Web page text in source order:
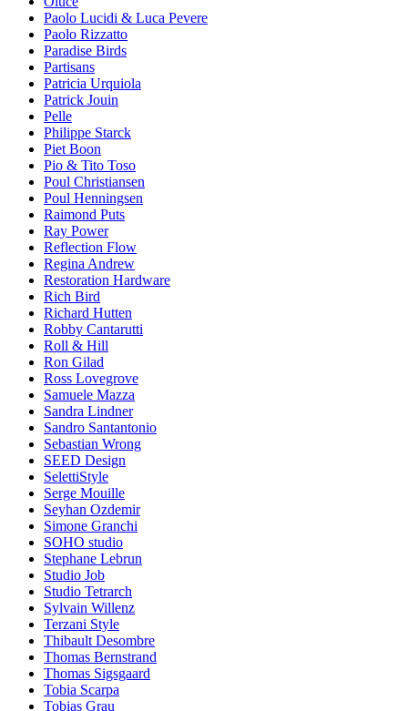
Paolo Lucidi & Luca Pevere
Paolo Rizzatto
Paradise Birds
Partisans
Patricia Urquiola
Patrick Jouin
Pelle
Philippe Starck
Piet Boon
Pio & Tito Toso
Poul Christiansen
Poul Henningsen
Raimond Puts
Ray Power
Reflection Flow
Regina Andrew
Restoration Hardware
Rich Bird
Richard Hutten
Robby Cantarutti
Roll & Hill
Ron Gilad
Ross Lovegrove
Samuele Mazza
Sandra Lindner
Sandro Santantonio
Sebastian Wrong
SEED Design
SelettiStyle
Serge Mouille
Seyhan Ozdemir
Simone Granchi
SOHO studio
Stephane Lebrun
Studio Job
Studio Tetrarch
Sylvain Willenz
Terzani Style
Thibault Desombre
Thomas Bernstrand
Thomas Sigsgaard
Tobia Scarpa
Tobias Grau